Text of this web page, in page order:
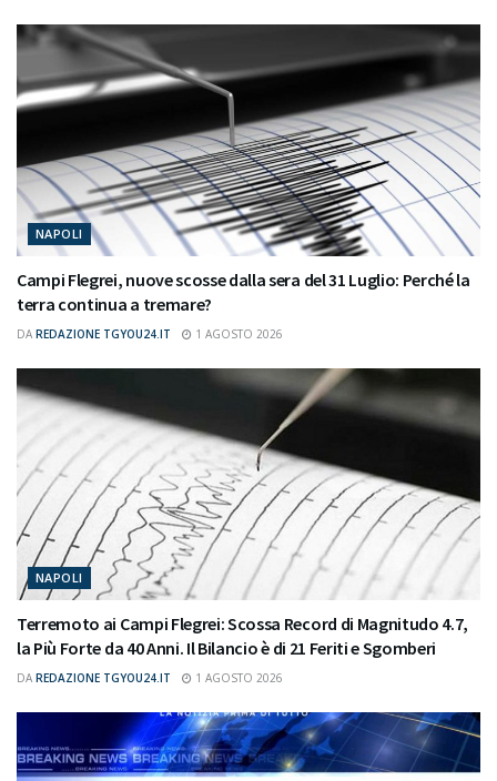
NAPOLI
Campi Flegrei, nuove scosse dalla sera del 31 Luglio: Perché la
terra continua a tremare?
DA REDAZIONE TGYOU24.IT 1 AGOSTO 2026
NAPOLI
Terremoto ai Campi Flegrei: Scossa Record di Magnitudo 4.7,
la Più Forte da 40 Anni. Il Bilancio è di 21 Feriti e Sgomberi
DA REDAZIONE TGYOU24.IT 1 AGOSTO 2026